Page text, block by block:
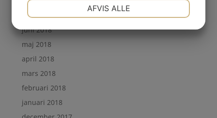
juli 2018
juni 2018
maj 2018
april 2018
mars 2018
februari 2018
januari 2018
AFVIS ALLE